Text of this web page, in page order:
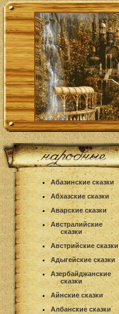
Абазинские сказки
Абхазские сказки
Аварские сказки
Австралийские
сказки
Австрийские сказки
Адыгейские сказки
Азербайджанские
сказки
Айнские сказки
Албанские сказки